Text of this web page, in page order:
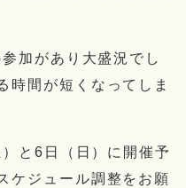
加があり大盛況でし
時間が短くなってしま
と6日（日）に開催予
ケジュール調整をお願